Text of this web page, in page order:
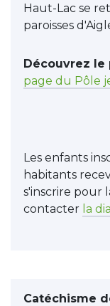
Haut-Lac se
paroisses
Découvrez le
page du Pôle
Les enfants
habitants
s'inscrire pour
contacter la
Catéchisme